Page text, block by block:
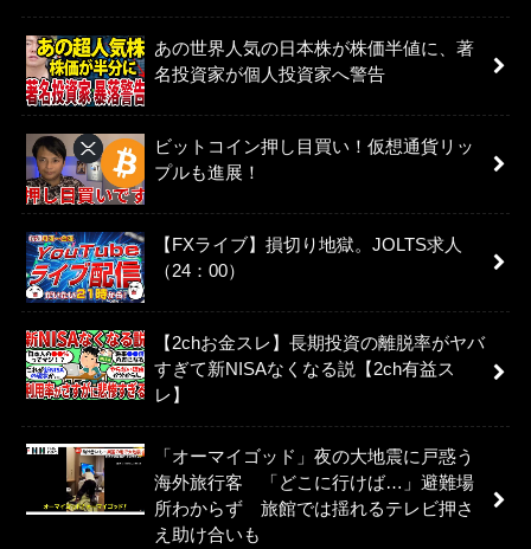
あの世界人気の日本株が株価半値に、著
名投資家が個人投資家へ警告
ビットコイン押し目買い！仮想通貨リッ
プルも進展！
【FXライブ】損切り地獄。JOLTS求人
（24：00）
【2chお金スレ】長期投資の離脱率がヤバ
すぎて新NISAなくなる説【2ch有益ス
レ】
「オーマイゴッド」夜の大地震に戸惑う
海外旅行客 「どこに行けば…」避難場
所わからず 旅館では揺れるテレビ押さ
え助け合いも